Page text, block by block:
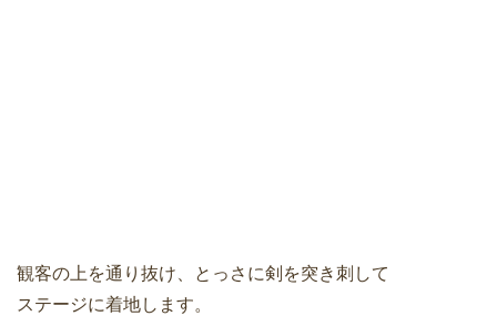
観客の上を通り抜け、とっさに剣を突き刺して
ステージに着地します。